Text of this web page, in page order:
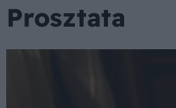
Prosztata